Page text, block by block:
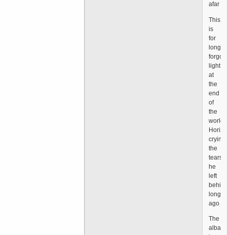
afar
This
is
for
long-
light
at
the
end
of
the
world
crying,
the
tears
he
left
behind
long
ago
The